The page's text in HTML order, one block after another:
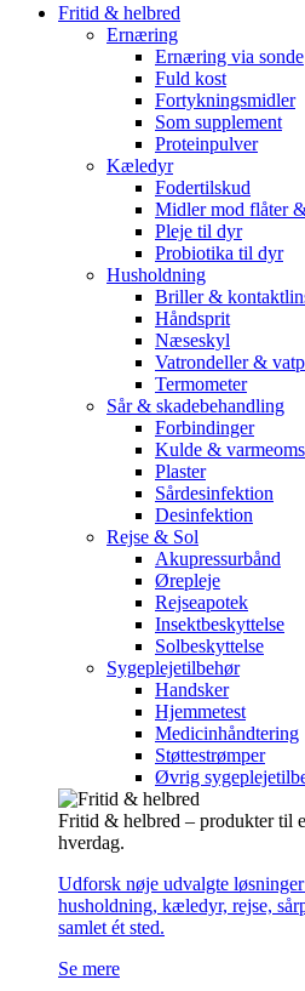
Fritid & helbred
Ernæring
Ernæring via sonde
Fuld kost
Fortykningsmidler
Som supplement
Proteinpulver
Kæledyr
Fodertilskud
Midler mod flåter
Pleje til dyr
Probiotika til dyr
Husholdning
Briller &
Håndsprit
Næseskyl
Vatrondeller &
Termometer
Sår & skadebehandling
Forbindinger
Kulde &
Plaster
Sårdesinfektion
Desinfektion
Rejse & Sol
Akupressurbånd
Ørepleje
Rejseapotek
Insektbeskyttelse
Solbeskyttelse
Sygeplejetilbehør
Handsker
Hjemmetest
Medicinhåndtering
Støttestrømper
Øvrig
Fritid & helbred – produkter til
hverdag.
Udforsk nøje udvalgte
husholdning, kæledyr, rejse,
samlet ét sted.
Se mere